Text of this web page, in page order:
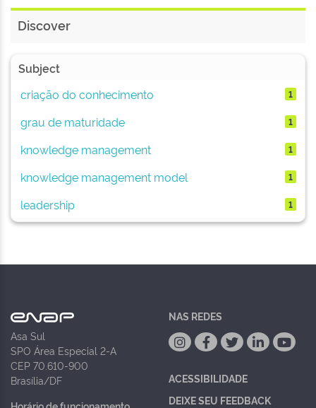
Discover
Subject
criação do conhecimento
1
grau de maturidade 1
knowledge management 1
knowledge management model 1
leadership 1
Asa Sul
SPO Área Especial 2-A
CEP 70.610-900
Brasília/DF
NAS REDES
ACESSIBILIDADE
DEIXE SEU FEEDBACK